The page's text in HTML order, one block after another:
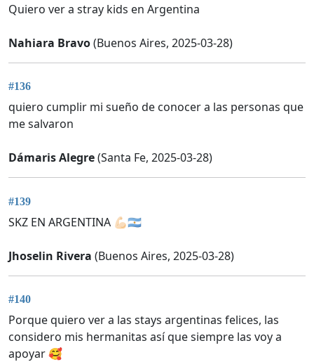
Quiero ver a stray kids en Argentina
Nahiara Bravo(Buenos Aires, 2025-03-28)
#136
quiero cumplir mi sueño de conocer a las personas que
me salvaron
Dámaris Alegre(Santa Fe, 2025-03-28)
#139
SKZ EN ARGENTINA 💪🏻🇦🇷
Jhoselin Rivera (Buenos Aires, 2025-03-28)
#140
Porque quiero ver a las stays argentinas felices, las
considero mis hermanitas así que siempre las voy a
apoyar 🥰